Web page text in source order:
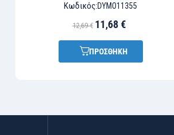
Κωδικός:DYMO11355
12,69 € 11,68 €
ΠΡΟΣΘΗΚΗ